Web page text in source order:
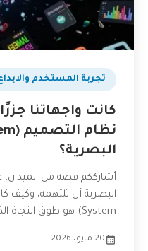
تجربة المستخدم
كانت واجهاتنا
البصرية؟
أشارككم قصة من
System) هو طوق النجاة الذي حوّل جزرنا البرمجية المنعزلة...
20 مايو، 2026